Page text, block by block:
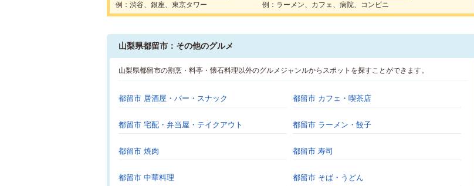
例：渋谷、銀座、東京タワー 例：ラーメン、カフェ、病院、コンビニ
山梨県都留市：その他のグルメ
山梨県都留市の割烹・料亭・懐石料理以外のグルメジャンルからスポットを探すことができます。
都留市 居酒屋・バー・スナック 都留市 カフェ・喫茶店
都留市 宅配・弁当屋・テイクアウト 都留市 ラーメン・餃子
都留市 焼肉 都留市 寿司
都留市 中華料理 都留市 そば・うどん